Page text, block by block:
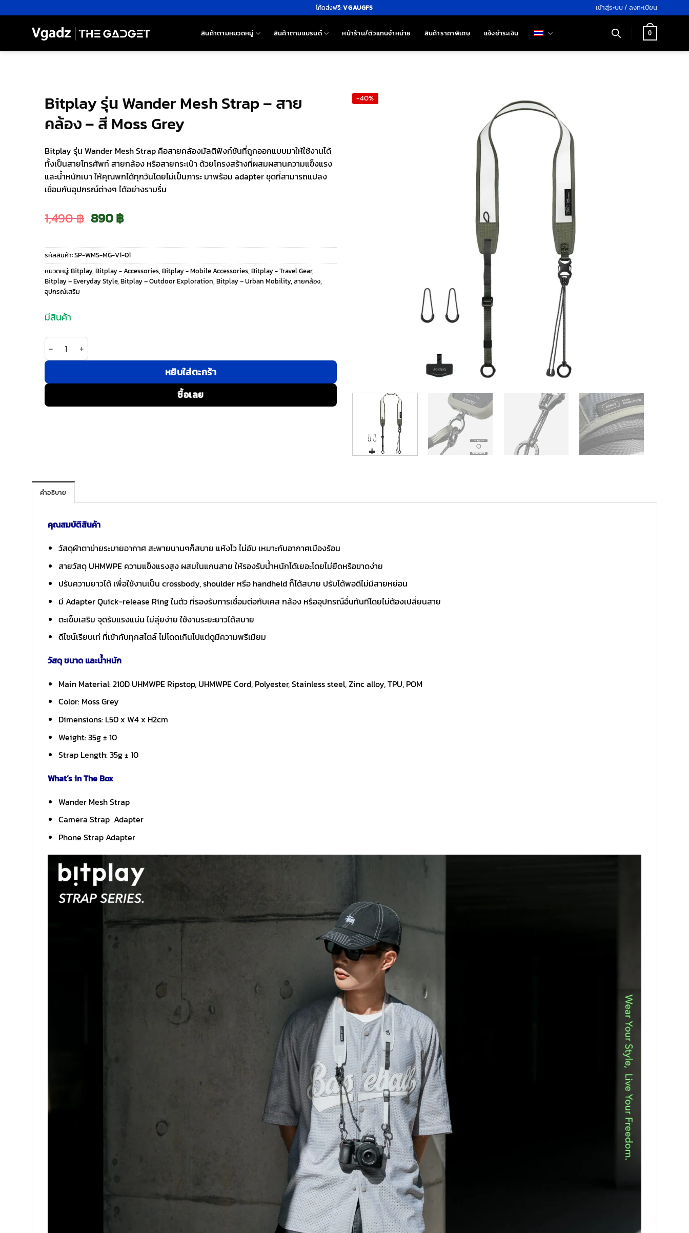
ไป
โค้ดส่งฟรี:VGAUGFS เข้าสู่ระบบ / ลงทะเบียน
สินค้าตามหมวดหมู่ สินค้าตามแบรนด์ หน้าร้าน/ตัวแทนจำหน่าย สินค้าราคาพิเศษ แจ้งชำระเงิน 0
Bitplay รุ่น Wander Mesh Strap – สาย
คล้อง – สี Moss Grey
Bitplay รุ่น Wander Mesh Strap คือสายคล้องมัลติฟังก์ชันที่ถูกออกแบบมาให้ใช้งานได้
ทั้งเป็นสายโทรศัพท์ สายกล้อง หรือสายกระเป๋า ด้วยโครงสร้างที่ผสมผสานความแข็งแรง
และน้ำหนักเบา ให้คุณพกได้ทุกวันโดยไม่เป็นภาระ มาพร้อม adapter ชุดที่สามารถแปลง
เชื่อมกับอุปกรณ์ต่างๆ ได้อย่างราบรื่น
1,490฿ Original
price
was:
890฿Current
price
is:
รหัสสินค้า:SP-WMS-MG-V1-01
หมวดหมู่:Bitplay, Bitplay - Accessories, Bitplay - Mobile Accessories, Bitplay - Travel Gear,
Bitplay – Everyday Style, Bitplay – Outdoor Exploration, Bitplay – Urban Mobility, สายคล้อง,
อุปกรณ์เสริม
มีสินค้า
จำนวน Bitplay รุ่น Wander Mesh Strap - สายคล้อง - สี Moss Grey ชิ้น
หยิบใส่ตะกร้า
ซื้อเลย
-40%
คำอธิบาย
คุณสมบัติสินค้า
วัสดุผ้าตาข่ายระบายอากาศ สะพายนานๆก็สบาย แห้งไว ไม่อับ เหมาะกับอากาศเมืองร้อน
สายวัสดุ UHMWPE ความแข็งแรงสูง ผสมในแกนสาย ให้รองรับน้ำหนักได้เยอะโดยไม่ยืดหรือขาดง่าย
ปรับความยาวได้ เพื่อใช้งานเป็น crossbody, shoulder หรือ handheld ก็ได้สบาย ปรับได้พอดีไม่มีสายหย่อน
มี Adapter Quick-release Ring ในตัว ที่รองรับการเชื่อมต่อกับเคส กล้อง หรืออุปกรณ์อื่นทันทีโดยไม่ต้องเปลี่ยนสาย
ตะเข็บเสริม จุดรับแรงแน่น ไม่ลุ่ยง่าย ใช้งานระยะยาวได้สบาย
ดีไซน์เรียบเท่ ที่เข้ากับทุกสไตล์ ไม่โดดเกินไปแต่ดูมีความพรีเมียม
วัสดุ ขนาด และน้ำหนัก
Main Material: 210D UHMWPE Ripstop, UHMWPE Cord, Polyester, Stainless steel, Zinc alloy, TPU, POM
Color: Moss Grey
Dimensions: L50 x W4 x H2cm
Weight: 35g ± 10
Strap Length: 35g ± 10
What’s in The Box
Wander Mesh Strap
Camera Strap Adapter
Phone Strap Adapter